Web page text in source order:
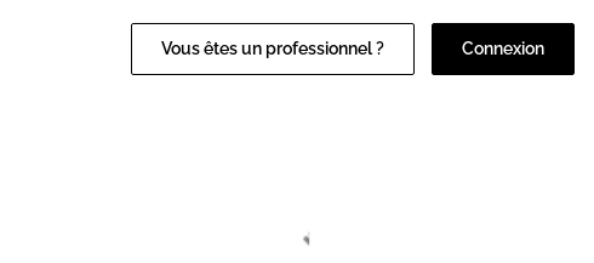
Vous êtes un professionnel ? Connexion